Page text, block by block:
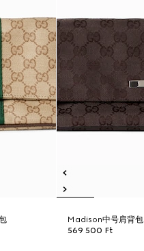
Madison中号肩背包
569 500 Ft